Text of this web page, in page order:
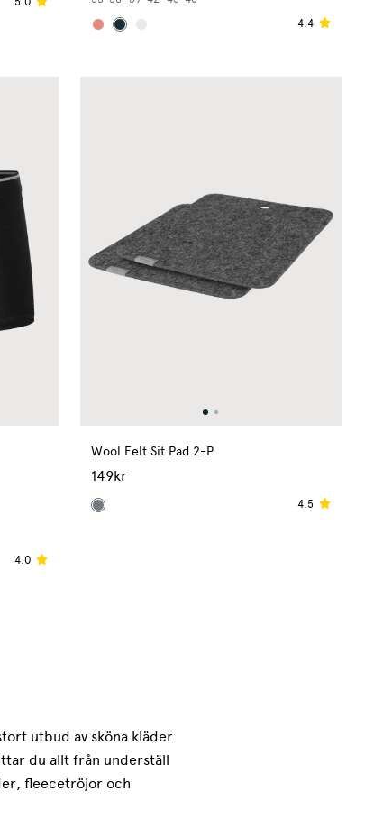
4.4
4.0
Wool Felt Sit Pad 2-P
149kr
4.5
utbud av sköna kläder
du allt från underställ
fleecetröjor och